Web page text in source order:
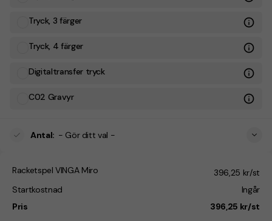
Tryck, 3 färger
Tryck, 4 färger
Digitaltransfer tryck
C02 Gravyr
Antal: - Gör ditt val -
Racketspel VINGA Miro
396,25 kr/st
Startkostnad
Ingår
Pris
396,25 kr/st